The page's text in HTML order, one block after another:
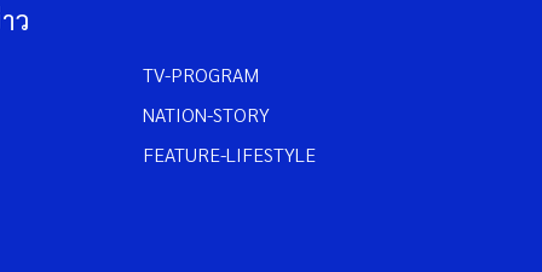
ว
TV-PROGRAM
NATION-STORY
FEATURE-LIFESTYLE